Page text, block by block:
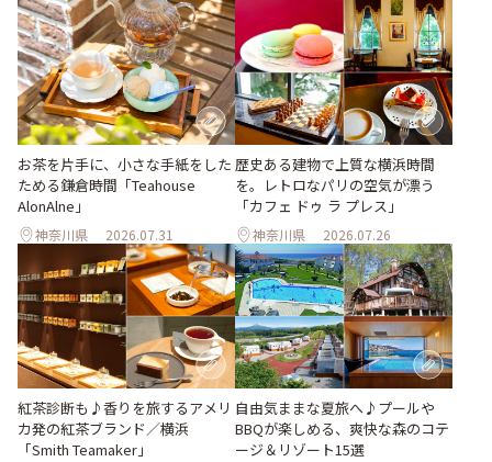
製作所チアリーディング部
お茶を片手に、小さな手紙をした
ためる鎌倉時間「Teahouse
AlonAlne」
神奈川県 2026.07.31
歴史ある建物で上質な横浜時間
を。レトロなパリの空気が漂う
「カフェ ドゥ ラ プレス」
神奈川県 2026.07.26
紅茶診断も♪香りを旅するアメリ
カ発の紅茶ブランド／横浜
「Smith Teamaker」
自由気ままな夏旅へ♪プールや
BBQが楽しめる、爽快な森のコテ
ージ＆リゾート15選